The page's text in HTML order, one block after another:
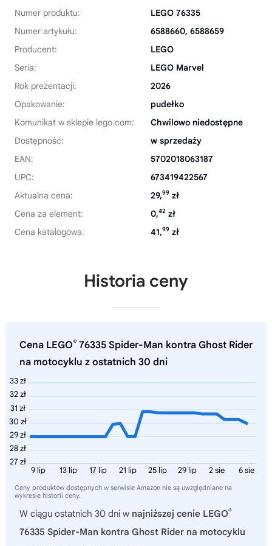
Numer produktu:
LEGO 76335
Numer artykułu:
6588660, 6588659
Producent:
LEGO
Seria:
LEGO Marvel
Rok prezentacji:
2026
Opakowanie:
pudełko
Komunikat w sklepie lego.com:
Chwilowo niedostępne
Dostępność:
w sprzedaży
EAN:
5702018063187
UPC:
673419422567
Aktualna cena:
29,99 zł
Cena za element:
0,42 zł
Cena katalogowa:
41,99 zł
Historia ceny
Cena LEGO® 76335 Spider-Man kontra Ghost Rider
na motocyklu z ostatnich 30 dni
33 zł
32 zł
31 zł
30 zł
29 zł
28 zł
27 zł
6 sie
2 sie
29 lip
25 lip
21 lip
17 lip
13 lip
9 lip
Ceny produktów dostępnych w serwisie Amazon nie są uwzględniane na
wykresie historii ceny.
W ciągu ostatnich 30 dni w najniższej cenie LEGO®
76335 Spider-Man kontra Ghost Rider na motocyklu